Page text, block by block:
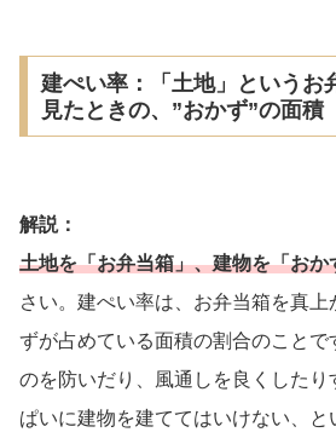
建ぺい率：「土地」というお
見たときの、”おかず”の面積
解説：
土地を「お弁当箱」、建物を「おか
さい。建ぺい率は、お弁当箱を真
ずが占めている面積の割合のことで
のを防いだり、風通しを良くしたり
ぱいに建物を建ててはいけない、と